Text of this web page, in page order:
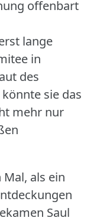
offenbart
lange
in
des
sie das
mehr nur
als ein
Saul